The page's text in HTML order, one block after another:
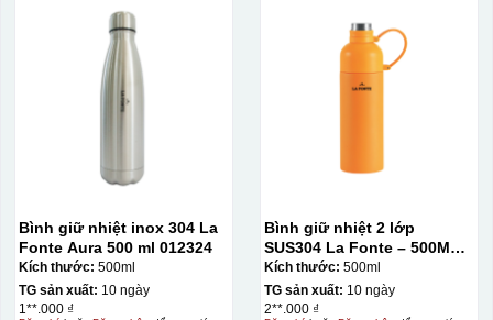
Bình giữ nhiệt inox 304 La
Fonte Aura 500 ml 012324
Kích thước: 500ml
TG sản xuất: 10 ngày
1**.000 ₫
Bình giữ nhiệt 2 lớp
SUS304 La Fonte – 500ML –
012737
Kích thước: 500ml
TG sản xuất: 10 ngày
2**.000 ₫